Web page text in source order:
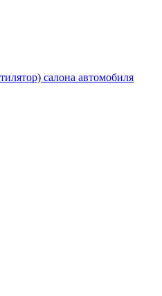
салона автомобиля